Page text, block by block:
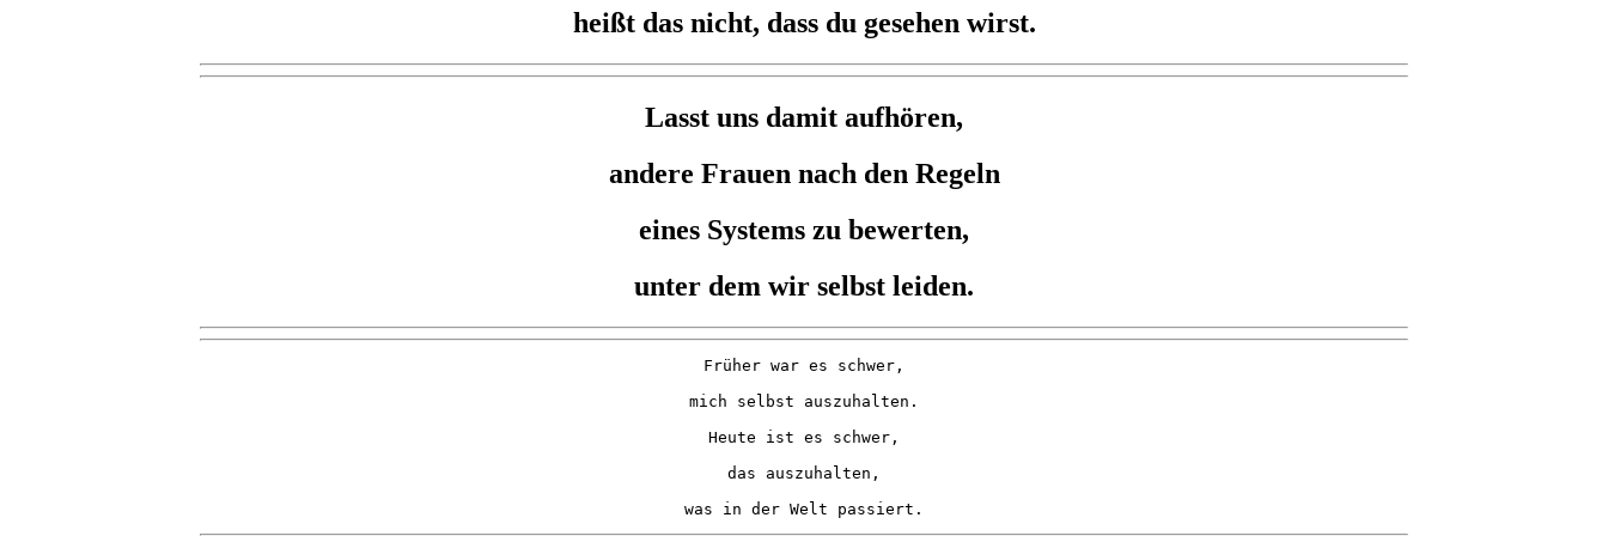
heißt das nicht, dass du gesehen wirst.
Lasst uns damit aufhören,
andere Frauen nach den Regeln
eines Systems zu bewerten,
unter dem wir selbst leiden.
Früher war es schwer,
mich selbst auszuhalten.
Heute ist es schwer,
das auszuhalten,
was in der Welt passiert.